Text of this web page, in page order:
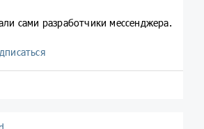
сами разработчики мессенджера.